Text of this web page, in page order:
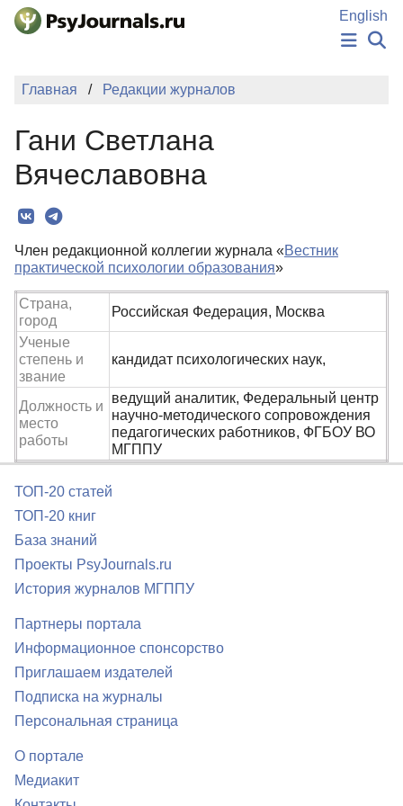
Перейти к основному содержанию
English
НОВОСТИ
ПОДАТЬ РУКОПИСЬ
КЛЮЧЕВЫЕ СЛОВА
Главная Редакции журналов
Гани Светлана
Вячеславовна
Член редакционной коллегии журнала «Вестник
практической психологии образования»
Страна,
город
Российская Федерация, Москва
Ученые
степень и
звание
кандидат психологических наук,
Должность и
место
работы
ведущий аналитик, Федеральный центр
научно-методического сопровождения
педагогических работников, ФГБОУ ВО
МГППУ
ТОП-20 статей
ТОП-20 книг
База знаний
Проекты PsyJournals.ru
История журналов МГППУ
Партнеры портала
Информационное спонсорство
Приглашаем издателей
Подписка на журналы
Персональная страница
О портале
Медиакит